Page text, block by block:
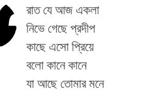
রাত যে আজ একলা
নিভে গেছে প্রদীপ
কাছে এসো প্রিয়ে
বলো কানে কানে
যা আছে তোমার মনে